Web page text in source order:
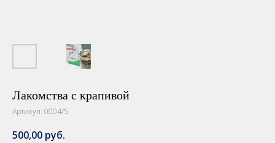
Лакомства с крапивой
Артикул: 0004/5
500,00 руб.